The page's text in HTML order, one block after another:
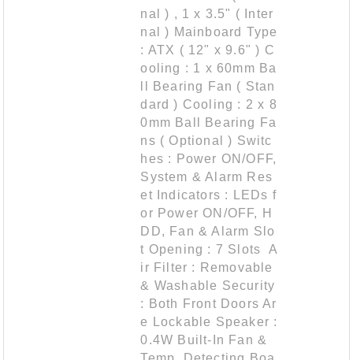
nal ) , 1 x 3.5" ( Inter
nal ) Mainboard Type
: ATX ( 12" x 9.6" ) C
ooling : 1 x 60mm Ba
ll Bearing Fan ( Stan
dard ) Cooling : 2 x 8
0mm Ball Bearing Fa
ns ( Optional ) Switc
hes : Power ON/OFF,
System & Alarm Res
et Indicators : LEDs f
or Power ON/OFF, H
DD, Fan & Alarm Slo
t Opening : 7 Slots A
ir Filter : Removable
& Washable Security
: Both Front Doors Ar
e Lockable Speaker :
0.4W Built-In Fan &